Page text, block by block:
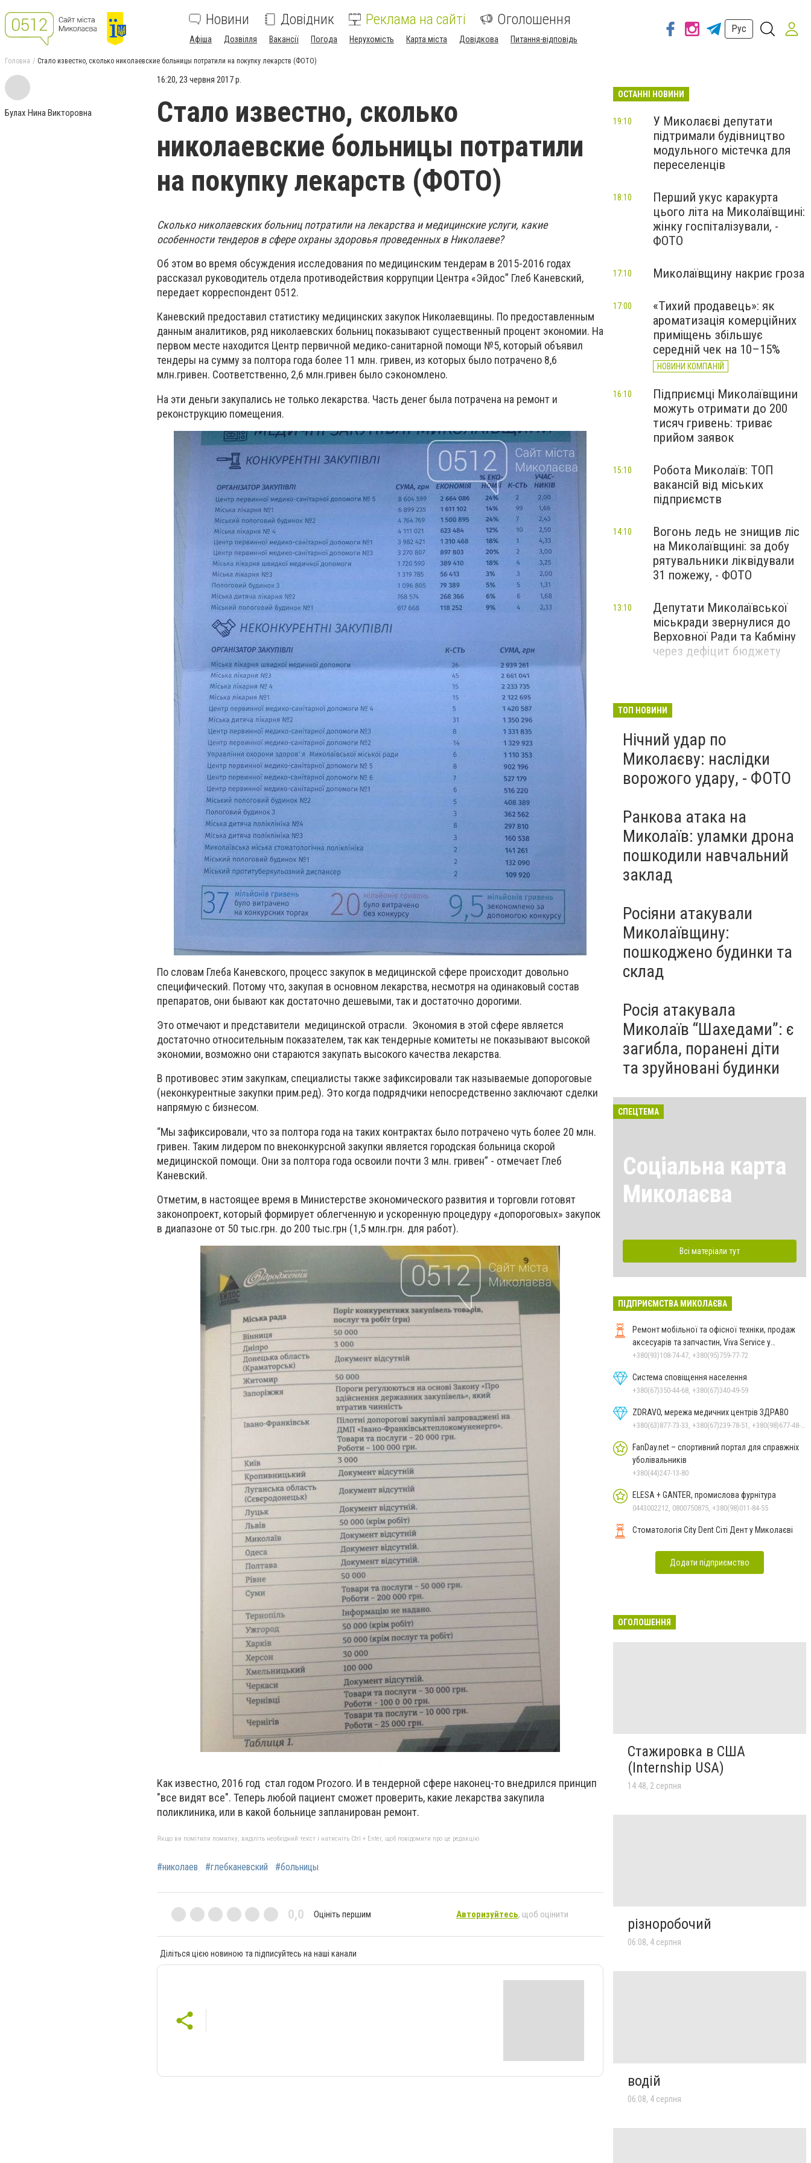
Новини Довідник Реклама на сайті Оголошення
Афіша Дозвілля Вакансії Погода Нерухомість Карта міста Довідкова Питання-відповідь
Рус
Головна Стало известно, сколько николаевские больницы потратили на покупку лекарств (ФОТО)
Булах Нина Викторовна
16:20, 23 червня 2017 р.
Стало известно, сколько
николаевские больницы потратили
на покупку лекарств (ФОТО)
Сколько николаевских больниц потратили на лекарства и медицинские услуги, какие
особенности тендеров в сфере охраны здоровья проведенных в Николаеве?
Об этом во время обсуждения исследования по медицинским тендерам в 2015-2016 годах
рассказал руководитель отдела противодействия коррупции Центра «Эйдос” Глеб Каневский,
передает корреспондент 0512.
Каневский предоставил статистику медицинских закупок Николаевщины. По предоставленным
данным аналитиков, ряд николаевских больниц показывают существенный процент экономии. На
первом месте находится Центр первичной медико-санитарной помощи №5, который объявил
тендеры на сумму за полтора года более 11 млн. гривен, из которых было потрачено 8,6
млн.гривен. Соответственно, 2,6 млн.гривен было сэкономлено.
На эти деньги закупались не только лекарства. Часть денег была потрачена на ремонт и
реконструкцию помещения.
По словам Глеба Каневского, процесс закупок в медицинской сфере происходит довольно
специфический. Потому что, закупая в основном лекарства, несмотря на одинаковый состав
препаратов, они бывают как достаточно дешевыми, так и достаточно дорогими.
Это отмечают и представители медицинской отрасли. Экономия в этой сфере является
достаточно относительным показателем, так как тендерные комитеты не показывают высокой
экономии, возможно они стараются закупать высокого качества лекарства.
В противовес этим закупкам, специалисты также зафиксировали так называемые допороговые
(неконкурентные закупки прим.ред). Это когда подрядчики непосредственно заключают сделки
напрямую с бизнесом.
“Мы зафиксировали, что за полтора года на таких контрактах было потрачено чуть более 20 млн.
гривен. Таким лидером по внеконкурсной закупки является городская больница скорой
медицинской помощи. Они за полтора года освоили почти 3 млн. гривен” - отмечает Глеб
Каневский.
Отметим, в настоящее время в Министерстве экономического развития и торговли готовят
законопроект, который формирует облегченную и ускоренную процедуру «допороговых» закупок
в диапазоне от 50 тыс.грн. до 200 тыс.грн (1,5 млн.грн. для работ).
Как известно, 2016 год стал годом Prozoro. И в тендерной сфере наконец-то внедрился принцип
"все видят все". Теперь любой пациент сможет проверить, какие лекарства закупила
поликлиника, или в какой больнице запланирован ремонт.
Якщо ви помітили помилку, виділіть необхідний текст і натисніть Ctrl + Enter, щоб повідомити про це редакцію
#николаев #глебканевский #больницы
0,0 Оцініть першим Авторизуйтесь, щоб оцінити
Діліться цією новиною та підписуйтесь на наші канали
ОСТАННІ НОВИНИ
У Миколаєві депутати
підтримали будівництво
модульного містечка для
переселенців
19:10
Перший укус каракурта
цього літа на Миколаївщині:
жінку госпіталізували, -
ФОТО
18:10
Миколаївщину накриє гроза
17:10
«Тихий продавець»: як
ароматизація комерційних
приміщень збільшує
середній чек на 10–15%
НОВИНИ КОМПАНІЙ
17:00
Підприємці Миколаївщини
можуть отримати до 200
тисяч гривень: триває
прийом заявок
16:10
Робота Миколаїв: ТОП
вакансій від міських
підприємств
15:10
Вогонь ледь не знищив ліс
на Миколаївщині: за добу
рятувальники ліквідували
31 пожежу, - ФОТО
14:10
Депутати Миколаївської
міськради звернулися до
Верховної Ради та Кабміну
через дефіцит бюджету
13:10
ТОП НОВИНИ
Нічний удар по
Миколаєву: наслідки
ворожого удару, - ФОТО
Ранкова атака на
Миколаїв: уламки дрона
пошкодили навчальний
заклад
Росіяни атакували
Миколаївщину:
пошкоджено будинки та
склад
Росія атакувала
Миколаїв “Шахедами”: є
загибла, поранені діти
та зруйновані будинки
СПЕЦТЕМА
Соціальна карта
Миколаєва
Всі матеріали тут
ПІДПРИЄМСТВА МИКОЛАЄВА
Ремонт мобільної та офісної техніки, продаж
аксесуарів та запчастин, Viva Service у
Миколаєві
+380(93)108-74-47, +380(95)759-77-72
Система сповіщення населення
+380(67)350-44-68, +380(67)340-49-59
ZDRAVO, мережа медичних центрів ЗДРАВО
FanDay.net – спортивний портал для справжніх
уболівальників
+380(44)247-13-80
ELESA + GANTER, промислова фурнітура
0443002212, 0800750875, +380(98)011-84-55
Стоматологія City Dent Сіті Дент у Миколаєві
Додати підприємство
ОГОЛОШЕННЯ
Стажировка в США
(Internship USA)
14:48, 2 серпня
різноробочий
06:08, 4 серпня
водій
06:08, 4 серпня